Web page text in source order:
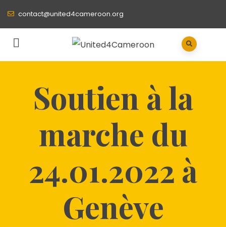
contact@united4cameroon.org
Soutien à la
marche du
24.01.2022 à
Genève